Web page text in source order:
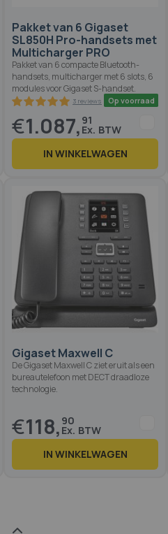
Op voorraad
Pakket van 6 Gigaset
SL850H Pro-handsets met
Multicharger PRO
Pakket van 6 compacte Bluetooth-
handsets, multicharger met 6 slots, 6
modules voor Gigaset S-handset.
100
% of100
3 reviews
€1.087, 91
IN WINKELWAGEN
Gigaset Maxwell C
De Gigaset Maxwell C ziet eruit als een
bureautelefoon met DECT draadloze
technologie.
€118, 90
IN WINKELWAGEN